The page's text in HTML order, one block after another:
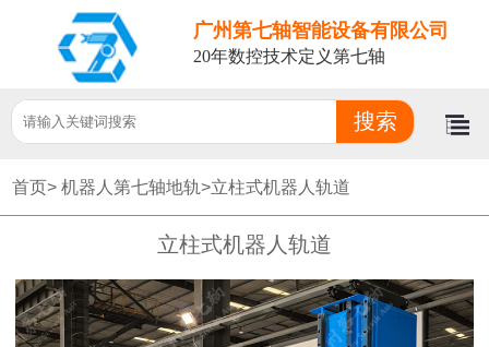
广州第七轴智能设备有限公司
20年数控技术定义第七轴
首页> 机器人第七轴地轨>立柱式机器人轨道
立柱式机器人轨道